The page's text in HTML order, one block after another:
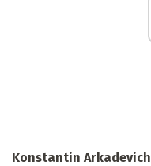
Konstantin Arkadevich